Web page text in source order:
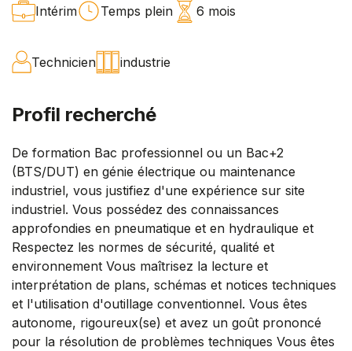
Intérim Temps plein 6 mois
Technicien industrie
Profil recherché
De formation Bac professionnel ou un Bac+2
(BTS/DUT) en génie électrique ou maintenance
industriel, vous justifiez d'une expérience sur site
industriel. Vous possédez des connaissances
approfondies en pneumatique et en hydraulique et
Respectez les normes de sécurité, qualité et
environnement Vous maîtrisez la lecture et
interprétation de plans, schémas et notices techniques
et l'utilisation d'outillage conventionnel. Vous êtes
autonome, rigoureux(se) et avez un goût prononcé
pour la résolution de problèmes techniques Vous êtes